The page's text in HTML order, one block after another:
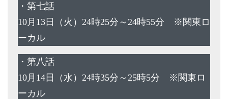
・第七話
10月13日（火）24時25分～24時55分 ※関東ロ
ーカル
・第八話
10月14日（水）24時35分～25時5分 ※関東ロ
ーカル